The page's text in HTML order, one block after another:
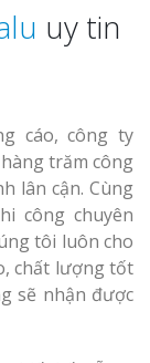
uy tin
cáo, công ty
trăm công
lân cận. Cùng
công chuyên
tôi luôn cho
chất lượng tốt
sẽ nhận được
Làm Biển
Vinh Giải Pháp
Làm Hộp
Vinh Giá Rẻ
Biển Led
Ma Trận
Thi Công
Nghiệp